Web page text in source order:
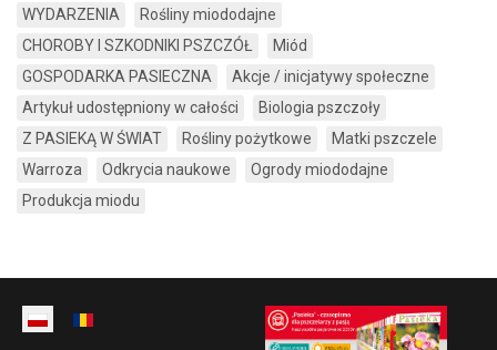
WYDARZENIA
Rośliny miododajne
CHOROBY I SZKODNIKI PSZCZÓŁ
Miód
GOSPODARKA PASIECZNA
Akcje / inicjatywy społeczne
Artykuł udostępniony w całości
Biologia pszczoły
Z PASIEKĄ W ŚWIAT
Rośliny pożytkowe
Matki pszczele
Warroza
Odkrycia naukowe
Ogrody miododajne
Produkcja miodu